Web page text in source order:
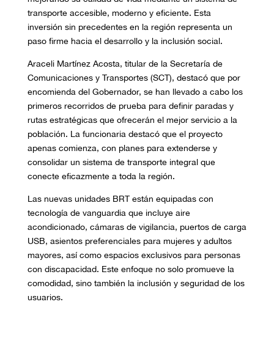
transporte accesible, moderno y eficiente. Esta
inversión sin precedentes en la región representa un
paso firme hacia el desarrollo y la inclusión social.
Araceli Martínez Acosta, titular de la Secretaría de
Comunicaciones y Transportes (SCT), destacó que por
encomienda del Gobernador, se han llevado a cabo los
primeros recorridos de prueba para definir paradas y
rutas estratégicas que ofrecerán el mejor servicio a la
población. La funcionaria destacó que el proyecto
apenas comienza, con planes para extenderse y
consolidar un sistema de transporte integral que
conecte eficazmente a toda la región.
Las nuevas unidades BRT están equipadas con
tecnología de vanguardia que incluye aire
acondicionado, cámaras de vigilancia, puertos de carga
USB, asientos preferenciales para mujeres y adultos
mayores, así como espacios exclusivos para personas
con discapacidad. Este enfoque no solo promueve la
comodidad, sino también la inclusión y seguridad de los
usuarios.